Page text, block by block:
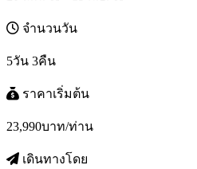
จำนวนวัน
5วัน 3คืน
ราคาเริ่มต้น
23,990บาท/ท่าน
เดินทางโดย